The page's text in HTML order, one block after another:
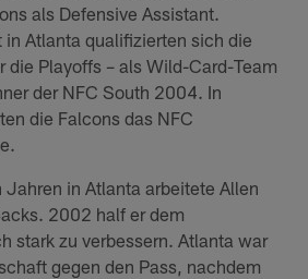
als Defensive Assistant.
in Atlanta qualifizierten sich die
die Playoffs – als Wild-Card-Team
der NFC South 2004. In
die Falcons das NFC
Jahren in Atlanta arbeitete Allen
2002 half er dem
stark zu verbessern. Atlanta war
gegen den Pass, nachdem